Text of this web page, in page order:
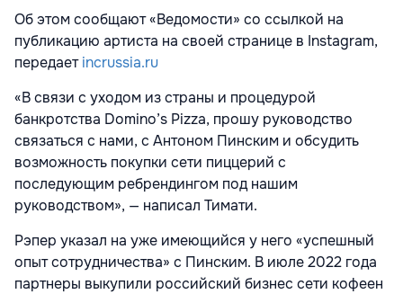
Об этом сообщают «Ведомости» со ссылкой на
публикацию артиста на своей странице в Instagram,
передаетincrussia.ru
«В связи с уходом из страны и процедурой
банкротства Domino’s Pizza, прошу руководство
связаться с нами, с Антоном Пинским и обсудить
возможность покупки сети пиццерий с
последующим ребрендингом под нашим
руководством», — написал Тимати.
Рэпер указал на уже имеющийся у него «успешный
опыт сотрудничества» с Пинским. В июле 2022 года
партнеры выкупили российский бизнес сети кофеен